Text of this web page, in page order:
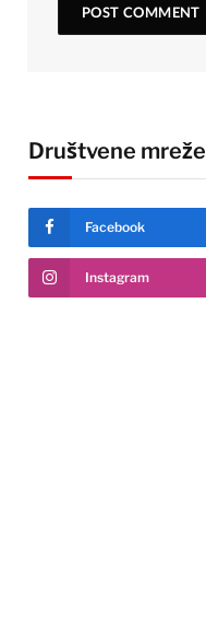
Društvene mreže
Facebook
Instagram